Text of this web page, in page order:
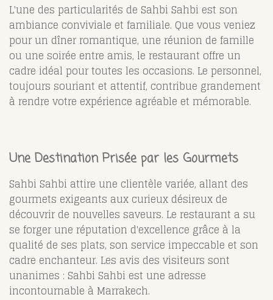
L'une des particularités de Sahbi Sahbi est son
ambiance conviviale et familiale. Que vous veniez
pour un dîner romantique, une réunion de famille
ou une soirée entre amis, le restaurant offre un
cadre idéal pour toutes les occasions. Le personnel,
toujours souriant et attentif, contribue grandement
à rendre votre expérience agréable et mémorable.
Une Destination Prisée par les Gourmets
Sahbi Sahbi attire une clientèle variée, allant des
gourmets exigeants aux curieux désireux de
découvrir de nouvelles saveurs. Le restaurant a su
se forger une réputation d'excellence grâce à la
qualité de ses plats, son service impeccable et son
cadre enchanteur. Les avis des visiteurs sont
unanimes : Sahbi Sahbi est une adresse
incontournable à Marrakech.